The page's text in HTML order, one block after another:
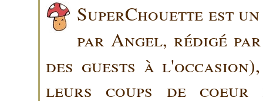
SuperChouette est
par Angel, rédigé
des guests à
leurs coups de